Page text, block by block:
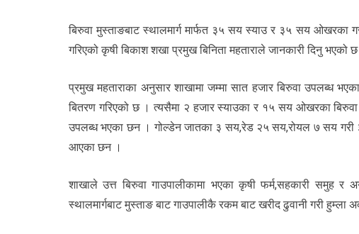
बिरुवा मुस्ताङबाट स्थालमार्ग मार्फत ३५ सय स्याउ र ३५ सय ओखरका
गरिएको कृषी बिकाश शखा प्रमुख बिनिता महताराले जानकारी दिनु भएको
प्रमुख महताराका अनुसार शाखामा जम्मा सात हजार बिरुवा उपलब्ध
बितरण गरिएको छ । त्यसैमा २ हजार स्याउका र १५ सय ओखरका बिरुवा
उपलब्ध भएका छन । गोल्डेन जातका ३ सय,रेड २५ सय,रोयल ७ सय
आएका छन ।
शाखाले उत्त बिरुवा गाउपालीकामा भएका कृषी फर्म,सहकारी समुह
स्थालमार्गबाट मुस्ताङ बाट गाउपालीकै रकम बाट खरीद ढुवानी गरी हुम्ला